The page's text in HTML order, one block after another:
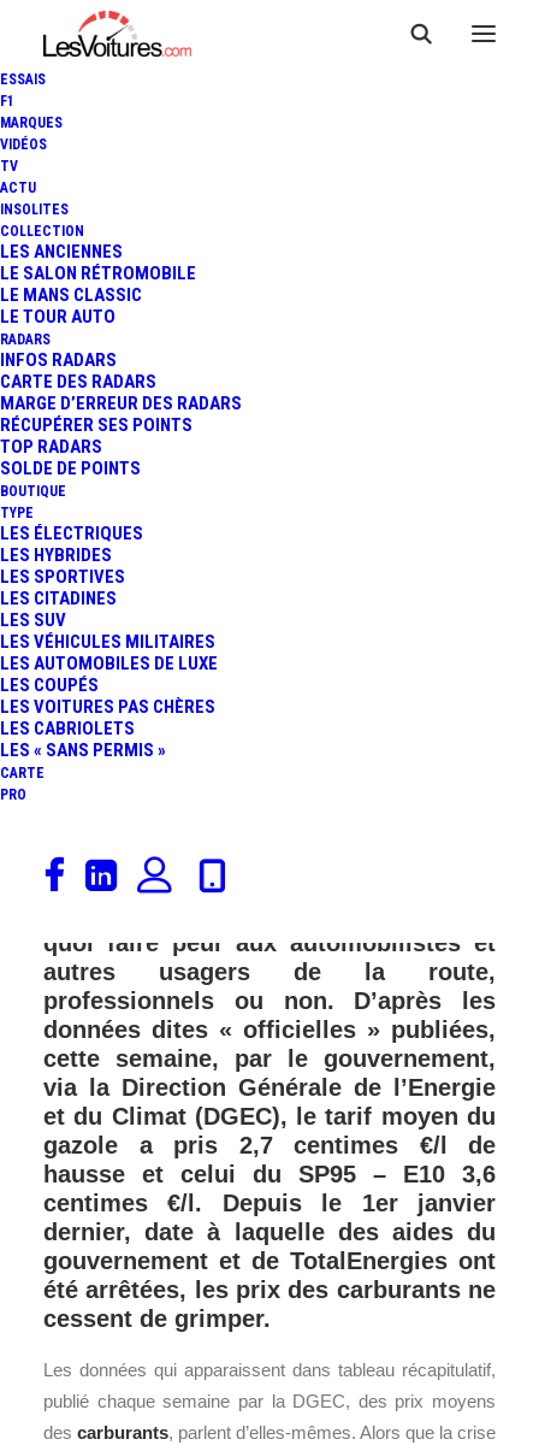
ESSAIS
F1
MARQUES
VIDÉOS
TV
ACTU
INSOLITES
COLLECTION
LES ANCIENNES
LE SALON RÉTROMOBILE
LE MANS CLASSIC
LE TOUR AUTO
RADARS
INFOS RADARS
CARTE DES RADARS
MARGE D’ERREUR DES RADARS
RÉCUPÉRER SES POINTS
TOP RADARS
SOLDE DE POINTS
BOUTIQUE
TYPE
LES ÉLECTRIQUES
LES HYBRIDES
LES SPORTIVES
LES CITADINES
LES SUV
LES VÉHICULES MILITAIRES
LES AUTOMOBILES DE LUXE
LES COUPÉS
LES VOITURES PAS CHÈRES
LES CABRIOLETS
LES « SANS PERMIS »
CARTE
PRO
TRÈS FORTE HAUSSE CETTE
3 Minutes
La semaine dernière (S04 2023), les
prix moyens des carburants ont
quoi faire peur aux automobilistes et
autres usagers de la route,
professionnels ou non. D’après les
données dites « officielles » publiées,
cette semaine, par le gouvernement,
via la Direction Générale de l’Energie
et du Climat (DGEC), le tarif moyen du
gazole a pris 2,7 centimes €/l de
hausse et celui du SP95 – E10 3,6
centimes €/l. Depuis le 1er janvier
dernier, date à laquelle des aides du
gouvernement et de TotalEnergies ont
été arrêtées, les prix des carburants ne
cessent de grimper.
Les données qui apparaissent dans tableau récapitulatif,
publié chaque semaine par la DGEC, des prix moyens
des carburants, parlent d’elles-mêmes. Alors que la crise